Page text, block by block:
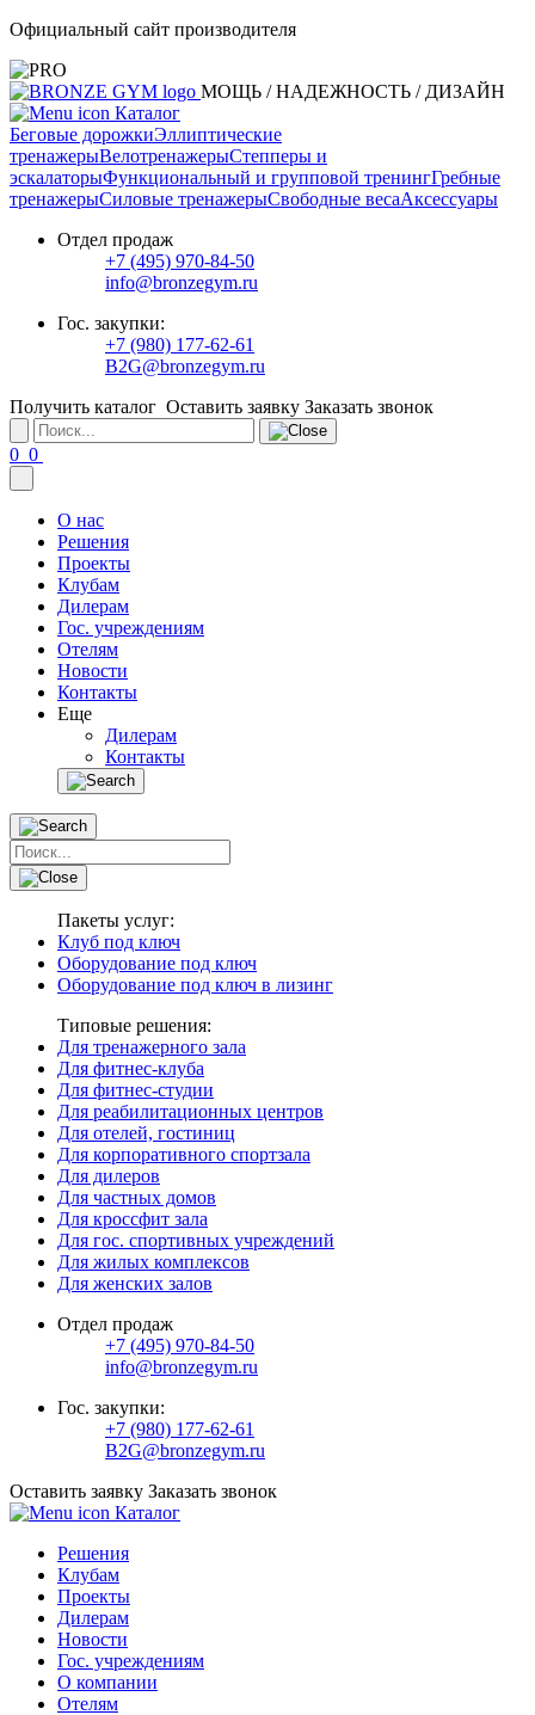
Официальный сайт производителя
МОЩЬ / НАДЕЖНОСТЬ / ДИЗАЙН
Каталог
Беговые дорожкиЭллиптические
тренажерыВелотренажерыСтепперы и
эскалаторыФункциональный и групповой тренингГребные
тренажерыСиловые тренажерыСвободные весаАксессуары
Отдел продаж
+7 (495) 970-84-50
info@bronzegym.ru
Гос. закупки:
+7 (980) 177-62-61
B2G@bronzegym.ru
Получить каталог Оставить заявку Заказать звонок
0 0
О нас
Решения
Проекты
Клубам
Дилерам
Гос. учреждениям
Отелям
Новости
Контакты
Еще
Дилерам
Контакты
Пакеты услуг:
Клуб под ключ
Оборудование под ключ
Оборудование под ключ в лизинг
Типовые решения:
Для тренажерного зала
Для фитнес-клуба
Для фитнес-студии
Для реабилитационных центров
Для отелей, гостиниц
Для корпоративного спортзала
Для дилеров
Для частных домов
Для кроссфит зала
Для гос. спортивных учреждений
Для жилых комплексов
Для женских залов
Отдел продаж
+7 (495) 970-84-50
info@bronzegym.ru
Гос. закупки:
+7 (980) 177-62-61
B2G@bronzegym.ru
Оставить заявку Заказать звонок
Каталог
Решения
Клубам
Проекты
Дилерам
Новости
Гос. учреждениям
О компании
Отелям